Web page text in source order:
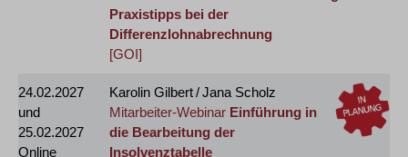
Praxistipps bei der
Differenzlohnabrechnung
[GOI]
24.02.2027
und
25.02.2027
Online
Karolin Gilbert / Jana Scholz
Mitarbeiter-Webinar Einführung in
die Bearbeitung der
Insolvenztabelle